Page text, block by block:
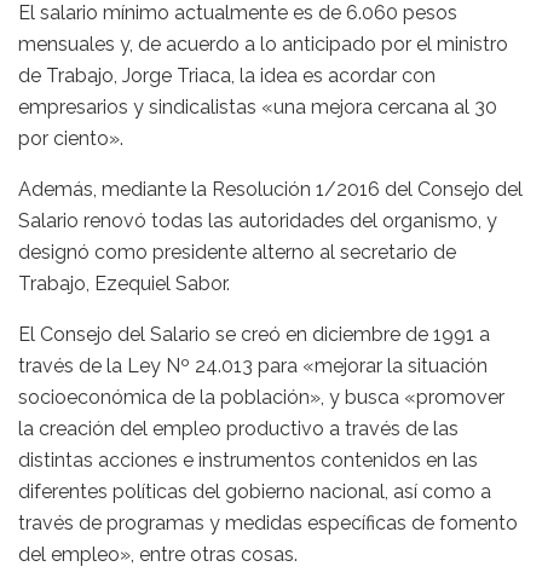
El salario mínimo actualmente es de 6.060 pesos
mensuales y, de acuerdo a lo anticipado por el ministro
de Trabajo, Jorge Triaca, la idea es acordar con
empresarios y sindicalistas «una mejora cercana al 30
por ciento».
Además, mediante la Resolución 1/2016 del Consejo del
Salario renovó todas las autoridades del organismo, y
designó como presidente alterno al secretario de
Trabajo, Ezequiel Sabor.
El Consejo del Salario se creó en diciembre de 1991 a
través de la Ley Nº 24.013 para «mejorar la situación
socioeconómica de la población», y busca «promover
la creación del empleo productivo a través de las
distintas acciones e instrumentos contenidos en las
diferentes políticas del gobierno nacional, así como a
través de programas y medidas específicas de fomento
del empleo», entre otras cosas.